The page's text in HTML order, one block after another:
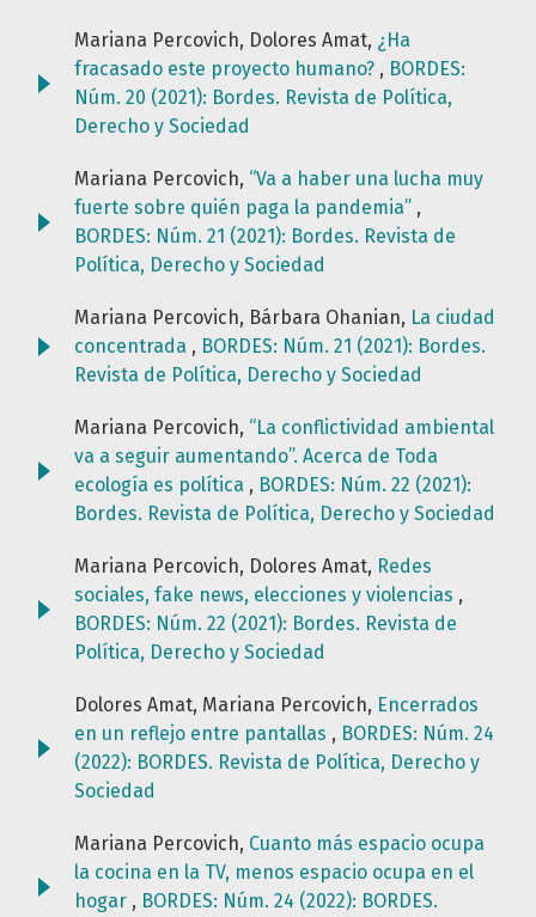
Mariana Percovich, Dolores Amat, ¿Ha
fracasado este proyecto humano? , BORDES:
Núm. 20 (2021): Bordes. Revista de Política,
Derecho y Sociedad
Mariana Percovich, “Va a haber una lucha muy
fuerte sobre quién paga la pandemia” ,
BORDES: Núm. 21 (2021): Bordes. Revista de
Política, Derecho y Sociedad
Mariana Percovich, Bárbara Ohanian, La ciudad
concentrada , BORDES: Núm. 21 (2021): Bordes.
Revista de Política, Derecho y Sociedad
Mariana Percovich, “La conflictividad ambiental
va a seguir aumentando”. Acerca de Toda
ecología es política , BORDES: Núm. 22 (2021):
Bordes. Revista de Política, Derecho y Sociedad
Mariana Percovich, Dolores Amat, Redes
sociales, fake news, elecciones y violencias ,
BORDES: Núm. 22 (2021): Bordes. Revista de
Política, Derecho y Sociedad
Dolores Amat, Mariana Percovich, Encerrados
en un reflejo entre pantallas , BORDES: Núm. 24
(2022): BORDES. Revista de Política, Derecho y
Sociedad
Mariana Percovich, Cuanto más espacio ocupa
la cocina en la TV, menos espacio ocupa en el
hogar , BORDES: Núm. 24 (2022): BORDES.